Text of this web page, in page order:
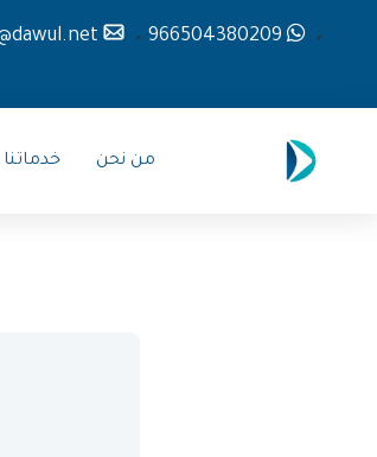
966504380209
من نحن خدماتنا